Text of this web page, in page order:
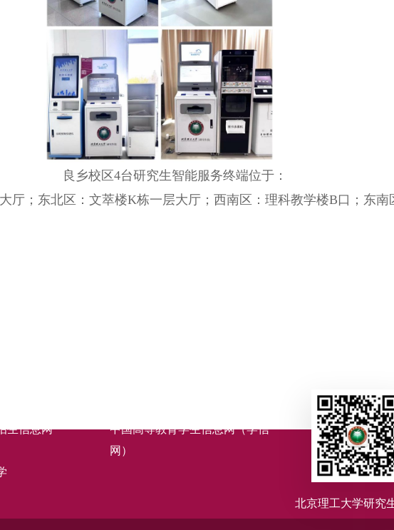
良乡校区4台研究生智能服务终端位于：
厅；东北区：文萃楼K栋一层大厅；西南区：理科教学楼B口；东南
生信息网
中国高等教育学生信息网（学信
网）
北京理工大学研究